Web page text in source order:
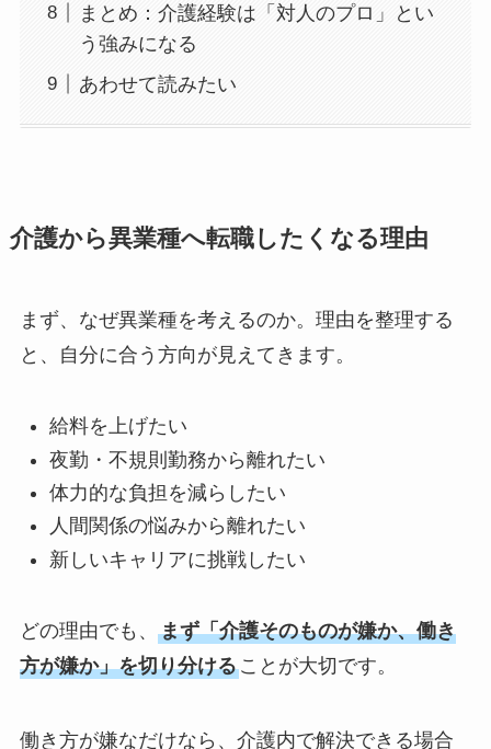
まとめ：介護経験は「対人のプロ」とい
う強みになる
あわせて読みたい
介護から異業種へ転職したくなる理由
まず、なぜ異業種を考えるのか。理由を整理する
と、自分に合う方向が見えてきます。
給料を上げたい
夜勤・不規則勤務から離れたい
体力的な負担を減らしたい
人間関係の悩みから離れたい
新しいキャリアに挑戦したい
どの理由でも、 まず「介護そのものが嫌か、働き
方が嫌か」を切り分けることが大切です。
働き方が嫌なだけなら、介護内で解決できる場合